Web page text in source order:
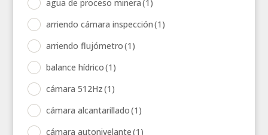
agua de proceso minera(1)
arriendo cámara inspección(1)
arriendo flujómetro(1)
balance hídrico(1)
cámara 512Hz(1)
cámara alcantarillado(1)
cámara autonivelante(1)